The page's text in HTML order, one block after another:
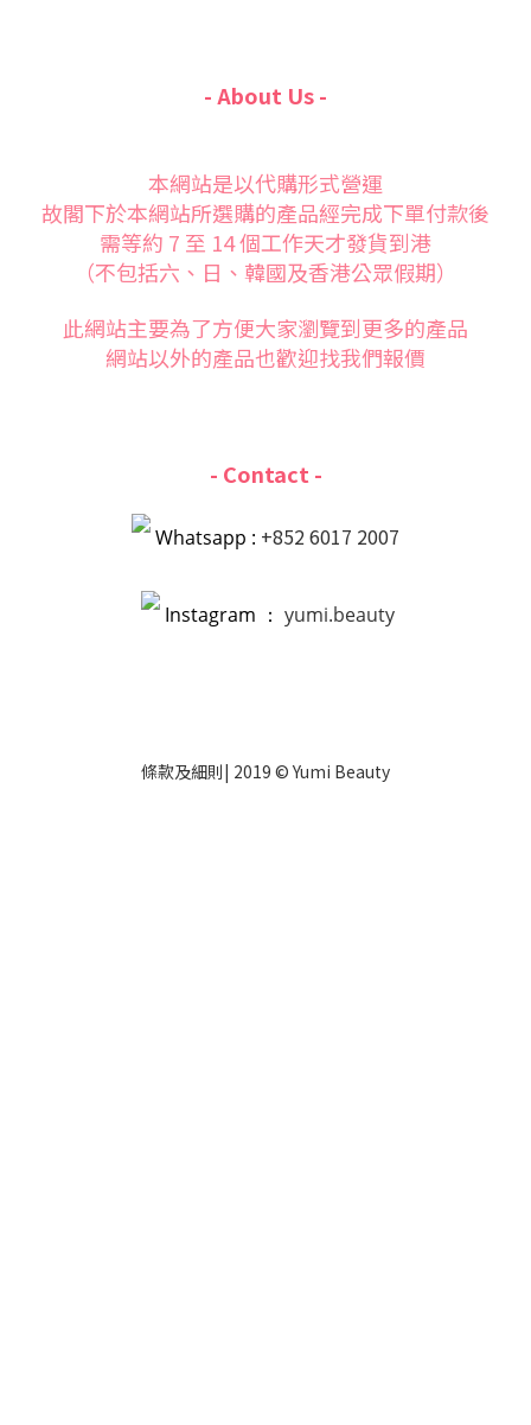
- About Us -
本網站是以代購形式營運
故閣下於本網站所選購的產品經完成下單付款後
需等約 7 至 14 個工作天才發貨到港
（不包括六、日、韓國及香港公眾假期）
此網站主要為了方便大家瀏覽到更多的產品
網站以外的產品也歡迎找我們報價
- Contact -
Whatsapp : +852 6017 2007
Instagram ： yumi.beauty
條款及細則| 2019 © Yumi Beauty